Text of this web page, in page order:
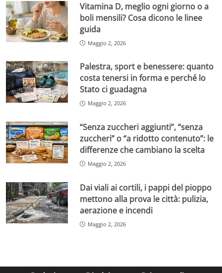
Vitamina D, meglio ogni giorno o a
boli mensili? Cosa dicono le linee
guida
Maggio 2, 2026
Palestra, sport e benessere: quanto
costa tenersi in forma e perché lo
Stato ci guadagna
Maggio 2, 2026
“Senza zuccheri aggiunti”, “senza
zuccheri” o “a ridotto contenuto”: le
differenze che cambiano la scelta
Maggio 2, 2026
Dai viali ai cortili, i pappi del pioppo
mettono alla prova le città: pulizia,
aerazione e incendi
Maggio 2, 2026